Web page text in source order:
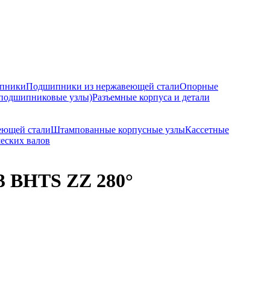
Подшипники из нержавеющей сталиОпорные
узлы)Разъемные корпуса и детали
сталиШтампованные корпусные узлыКассетные
валов
ZZ 280°